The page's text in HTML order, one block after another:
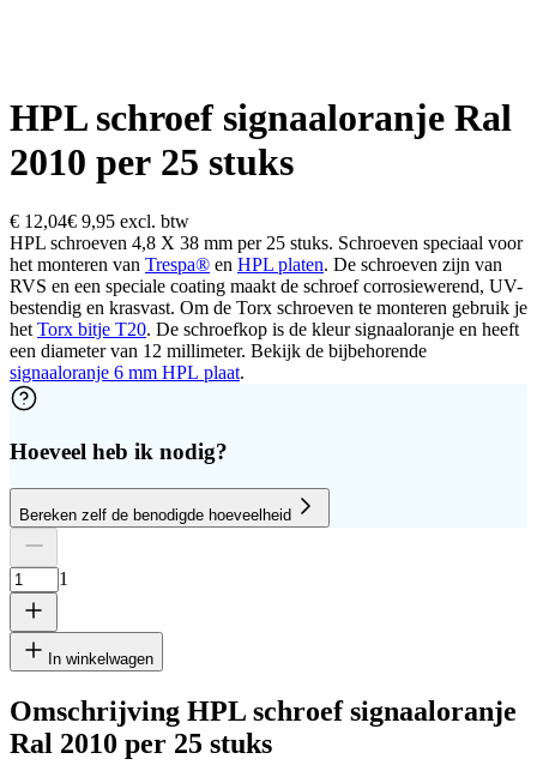
HPL schroef signaaloranje Ral
2010 per 25 stuks
€ 12,04€ 9,95 excl. btw
HPL schroeven 4,8 X 38 mm per 25 stuks. Schroeven speciaal voor
het monteren van Trespa® en HPL platen. De schroeven zijn van
RVS en een speciale coating maakt de schroef corrosiewerend, UV-
bestendig en krasvast. Om de Torx schroeven te monteren gebruik je
het Torx bitje T20. De schroefkop is de kleur signaaloranje en heeft
een diameter van 12 millimeter. Bekijk de bijbehorende
signaaloranje 6 mm HPL plaat.
Hoeveel heb ik nodig?
Bereken zelf de benodigde hoeveelheid
Aantal platen
Hoogte
Breedte
Verwijder plaat
1
In winkelwagen
Omschrijving HPL schroef signaaloranje
Ral 2010 per 25 stuks